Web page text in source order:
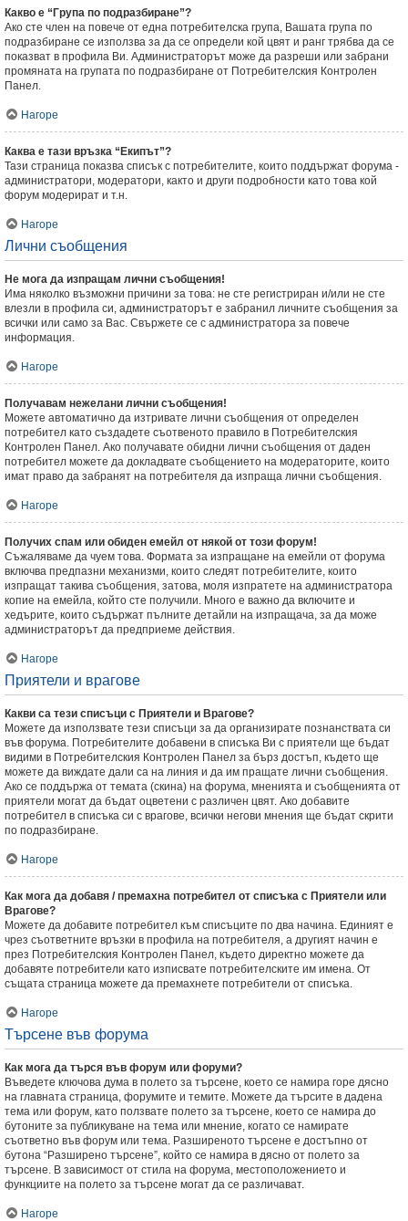
Какво е “Група по подразбиране”?
Ако сте член на повече от една потребителска група, Вашата група по
подразбиране се използва за да се определи кой цвят и ранг трябва да се
показват в профила Ви. Администраторът може да разреши или забрани
промяната на групата по подразбиране от Потребителския Контролен
Панел.
Нагоре
Каква е тази връзка “Екипът”?
Тази страница показва списък с потребителите, които поддържат форума -
администратори, модератори, както и други подробности като това кой
форум модерират и т.н.
Нагоре
Лични съобщения
Не мога да изпращам лични съобщения!
Има няколко възможни причини за това: не сте регистриран и/или не сте
влезли в профила си, администраторът е забранил личните съобщения за
всички или само за Вас. Свържете се с администратора за повече
информация.
Нагоре
Получавам нежелани лични съобщения!
Можете автоматично да изтривате лични съобщения от определен
потребител като създадете съотвеното правило в Потребителския
Контролен Панел. Ако получавате обидни лични съобщения от даден
потребител можете да докладвате съобщението на модераторите, които
имат право да забранят на потребителя да изпраща лични съобщения.
Нагоре
Получих спам или обиден емейл от някой от този форум!
Съжаляваме да чуем това. Формата за изпращане на емейли от форума
включва предпазни механизми, които следят потребителите, които
изпращат такива съобщения, затова, моля изпратете на администратора
копие на емейла, който сте получили. Много е важно да включите и
хедърите, които съдържат пълните детайли на изпращача, за да може
администраторът да предприеме действия.
Нагоре
Приятели и врагове
Какви са тези списъци с Приятели и Врагове?
Можете да използвате тези списъци за да организирате познанствата си
във форума. Потребителите добавени в списъка Ви с приятели ще бъдат
видими в Потребителския Контролен Панел за бърз достъп, където ще
можете да виждате дали са на линия и да им пращате лични съобщения.
Ако се поддържа от темата (скина) на форума, мненията и съобщенията от
приятели могат да бъдат оцветени с различен цвят. Ако добавите
потребител в списъка си с врагове, всички негови мнения ще бъдат скрити
по подразбиране.
Нагоре
Как мога да добавя / премахна потребител от списъка с Приятели или
Врагове?
Можете да добавите потребител към списъците по два начина. Единият е
чрез съответните връзки в профила на потребителя, а другият начин е
през Потребителския Контролен Панел, където директно можете да
добавяте потребители като изписвате потребителските им имена. От
същата страница можете да премахнете потребители от списъка.
Нагоре
Търсене във форума
Как мога да търся във форум или форуми?
Въведете ключова дума в полето за търсене, което се намира горе дясно
на главната страница, форумите и темите. Можете да търсите в дадена
тема или форум, като ползвате полето за търсене, което се намира до
бутоните за публикуване на тема или мнение, когато се намирате
съответно във форум или тема. Разширеното търсене е достъпно от
бутона “Разширено търсене”, който се намира в дясно от полето за
търсене. В зависимост от стила на форума, местоположението и
функциите на полето за търсене могат да се различават.
Нагоре